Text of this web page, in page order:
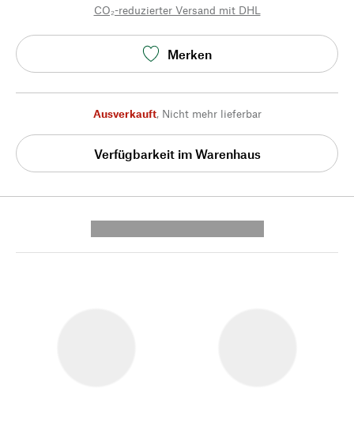
CO₂-reduzierter Versand mit DHL
Merken
Ausverkauft, Nicht mehr lieferbar
Verfügbarkeit im Warenhaus